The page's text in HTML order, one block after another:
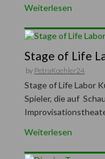
Weiterlesen
Stage of Life
by PetraKoehler24
Stage of Life Labor
Spieler, die auf
Weiterlesen